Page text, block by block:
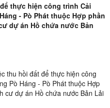
thực hiện công trình Cải
- Pò Phát thuộc Hợp phần
dự án Hồ chứa nước Bản
thu hồi đất để thực hiện công
Pò Háng - Pò Phát thuộc Hợp
cư dự án Hồ chứa nước Bản Lải